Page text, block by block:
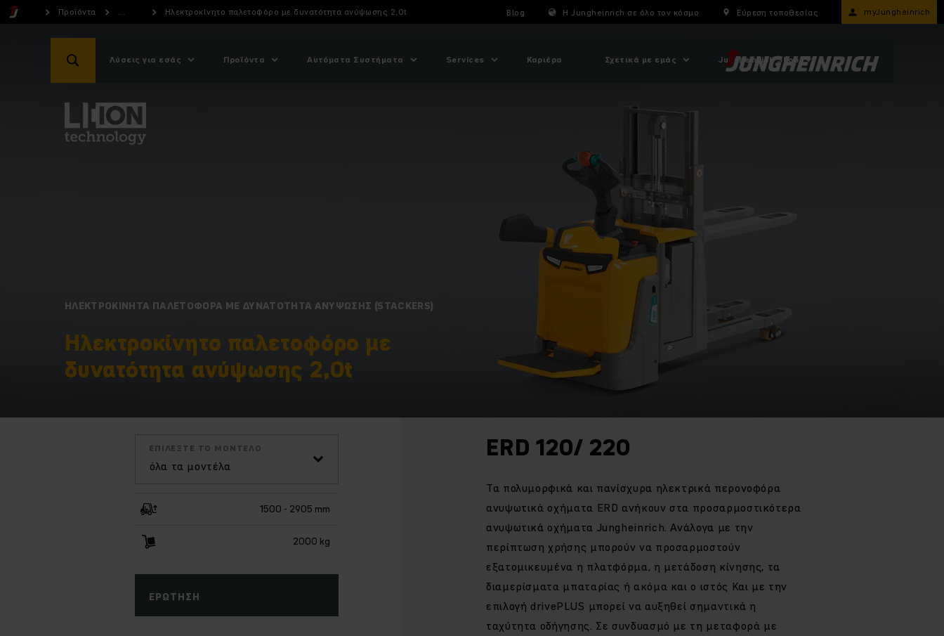
Προϊόντα ... Ηλεκτροκίνητο παλετοφόρο με δυνατότητα ανύψωσης 2,0t Blog Η Jungheinrich σε όλο τον κόσμο Εύρεση τοποθεσίας myJungheinrich
Λύσεις για εσάς Προϊόντα Αυτόματα Συστήματα Services Καριέρα Σχετικά με εμάς Jungheinrich Shop
ΗΛΕΚΤΡΟΚΊΝΗΤΑ ΠΑΛΕΤΟΦΌΡΑ ΜΕ ΔΥΝΑΤΌΤΗΤΑ ΑΝΎΨΩΣΗΣ (STACKERS)
Ηλεκτροκίνητο παλετοφόρο με
δυνατότητα ανύψωσης 2,0t
όλα τα μοντέλα
ΕΠΙΛΈΞΤΕ ΤΟ ΜΟΝΤΈΛΟ
1500 - 2905 mm
2000 kg
ΕΡΏΤΗΣΗ
ERD 120/ 220
Τα πολυμορφικά και πανίσχυρα ηλεκτρικά περονοφόρα
ανυψωτικά οχήματα ERD ανήκουν στα προσαρμοστικότερα
ανυψωτικά οχήματα Jungheinrich. Ανάλογα με την
περίπτωση χρήσης μπορούν να προσαρμοστούν
εξατομικευμένα η πλατφόρμα, η μετάδοση κίνησης, τα
διαμερίσματα μπαταρίας ή ακόμα και ο ιστός Και με την
επιλογή drivePLUS μπορεί να αυξηθεί σημαντικά η
ταχύτητα οδήγησης. Σε συνδυασμό με τη μεταφορά με